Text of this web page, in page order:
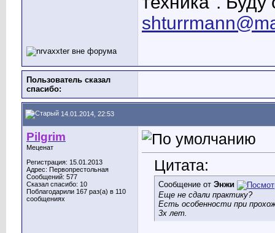
Пользователь сказал
cпасибо:
14.01.2014, 22:53
Pilgrim
Меценат
Регистрация: 15.01.2013
Адрес: Первопрестольная
Сообщений: 577
Сказал спасибо: 10
Поблагодарили 167 раз(а) в 110
сообщениях
Цитата:
Сообщение от Энжи
Еще не сдали практику?
Есть особенности при
3х лет.